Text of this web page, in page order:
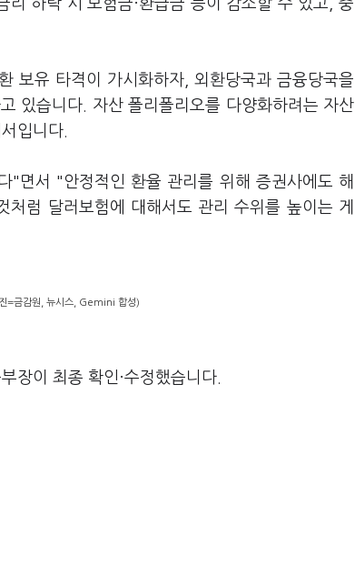
하락 시 보험금·환급금 등이 감소할 수 있고, 중
보유 타격이 가시화하자, 외환당국과 금융당국을
있습니다. 자산 폴리폴리오를 다양화하려는 자산
입니다.
"면서 "안정적인 환율 관리를 위해 증권사에도 해
럼 달러보험에 대해서도 관리 수위를 높이는 게
=금감원, 뉴시스, Gemini 합성)
장이 최종 확인·수정했습니다.